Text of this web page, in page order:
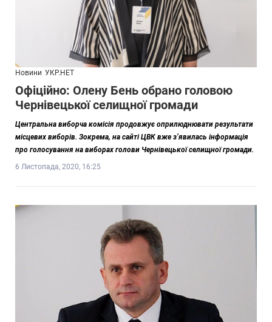
Новини УКР.НЕТ
Офіційно: Олену Бень обрано головою
Чернівецької селищної громади
Центральна виборча комісія продовжує оприлюднювати результати
місцевих виборів. Зокрема, на сайті ЦВК вже з’явилась інформація
про голосування на виборах голови Чернівецької селищної громади.
6 Листопада, 2020, 16:25